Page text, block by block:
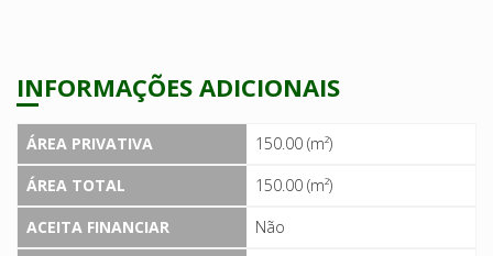
INFORMAÇÕES ADICIONAIS
ÁREA PRIVATIVA
150.00 (m²)
ÁREA TOTAL
150.00 (m²)
ACEITA FINANCIAR
Não